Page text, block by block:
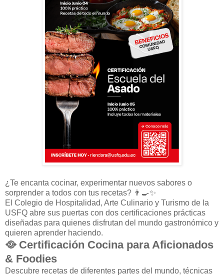
¿Te encanta cocinar, experimentar nuevos sabores o
sorprender a todos con tus recetas? 👨‍🍳✨
El Colegio de Hospitalidad, Arte Culinario y Turismo de la
USFQ abre sus puertas con dos certificaciones prácticas
diseñadas para quienes disfrutan del mundo gastronómico y
quieren aprender haciendo.
🥘 Certificación Cocina para Aficionados
& Foodies
Descubre recetas de diferentes partes del mundo, técnicas